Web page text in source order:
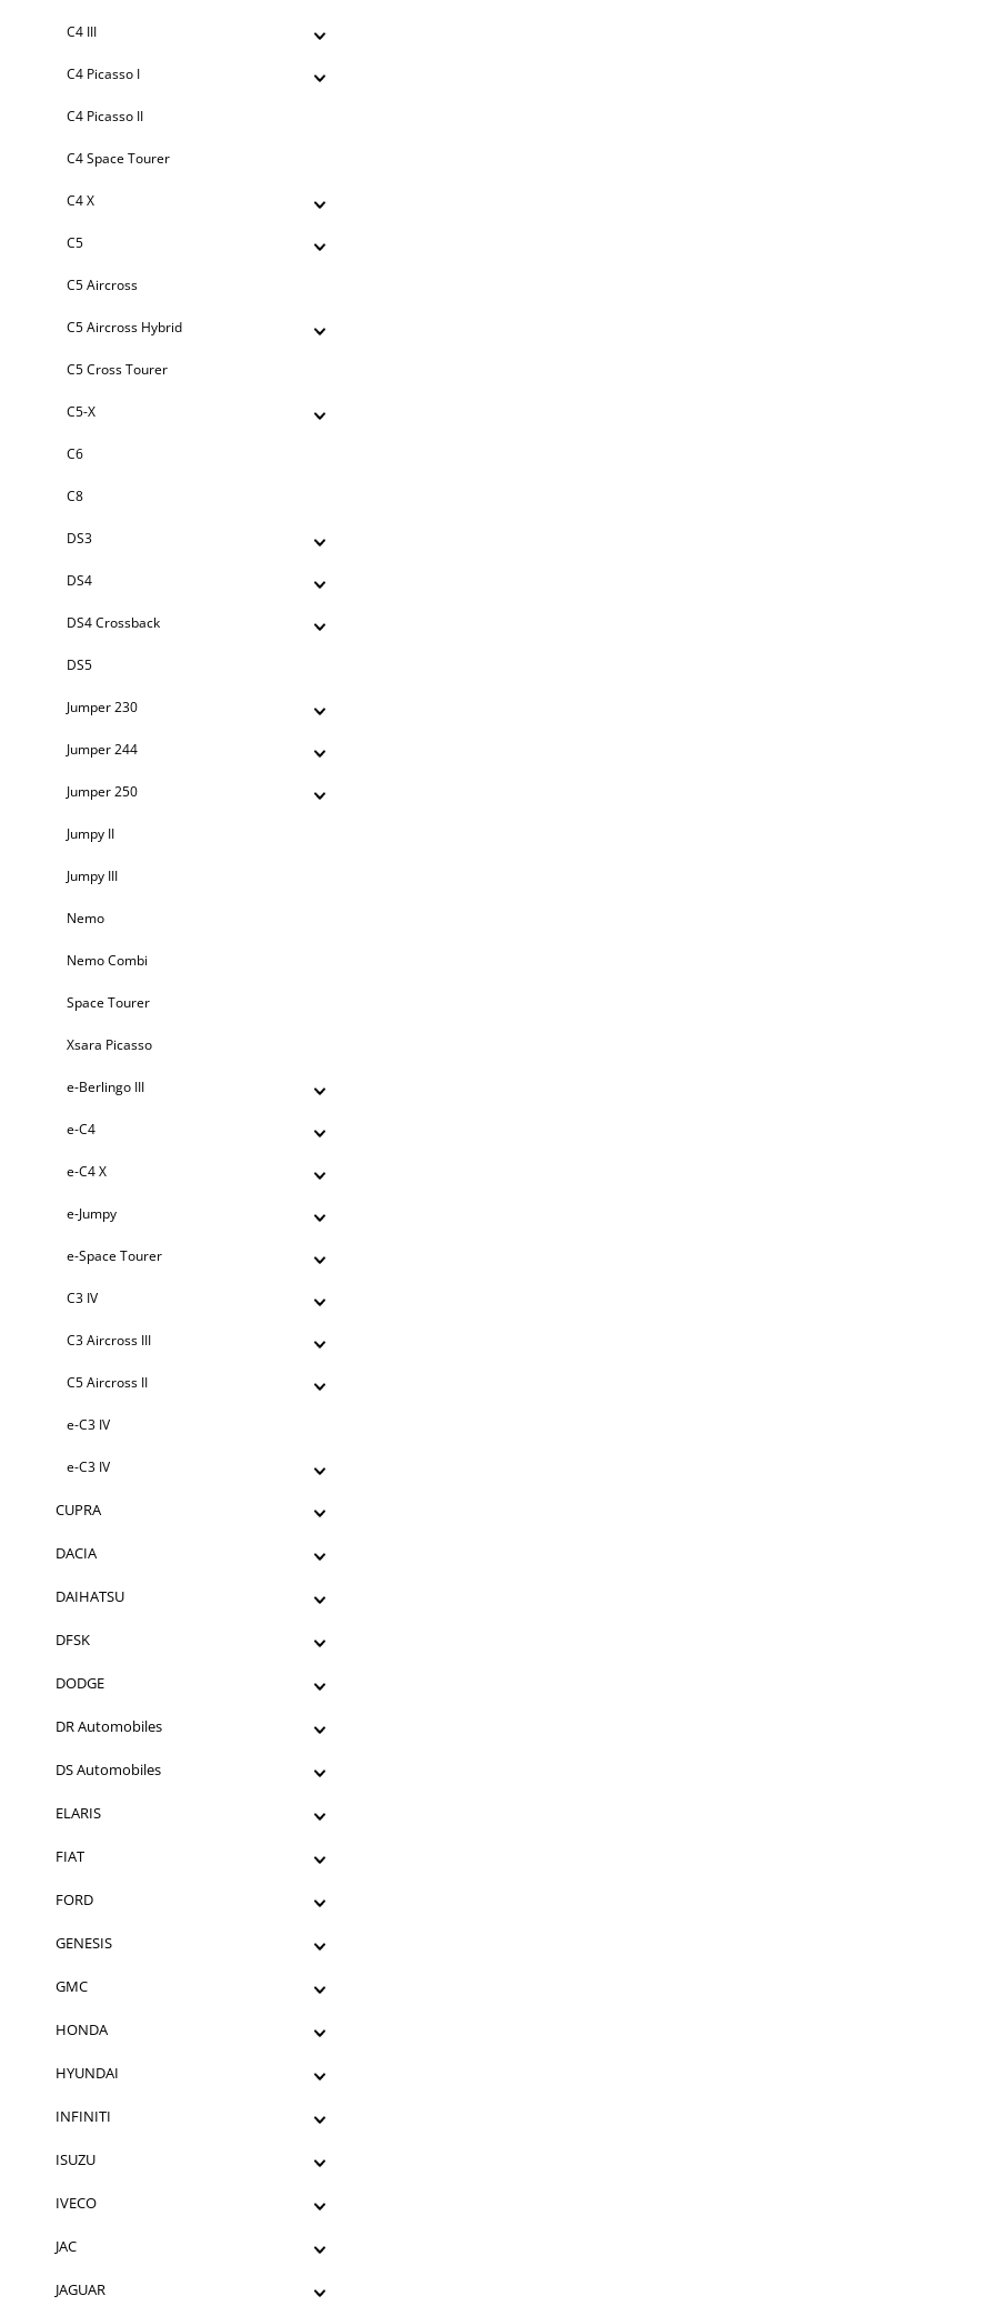
C4 III
C4 Picasso I
C4 Picasso II
C4 Space Tourer
C4 X
C5
C5 Aircross
C5 Aircross Hybrid
C5 Cross Tourer
C5-X
C6
C8
DS3
DS4
DS4 Crossback
DS5
Jumper 230
Jumper 244
Jumper 250
Jumpy II
Jumpy III
Nemo
Nemo Combi
Space Tourer
Xsara Picasso
e-Berlingo III
e-C4
e-C4 X
e-Jumpy
e-Space Tourer
C3 IV
C3 Aircross III
C5 Aircross II
e-C3 IV
e-C3 IV
CUPRA
DACIA
DAIHATSU
DFSK
DODGE
DR Automobiles
DS Automobiles
ELARIS
FIAT
FORD
GENESIS
GMC
HONDA
HYUNDAI
INFINITI
ISUZU
IVECO
JAC
JAGUAR